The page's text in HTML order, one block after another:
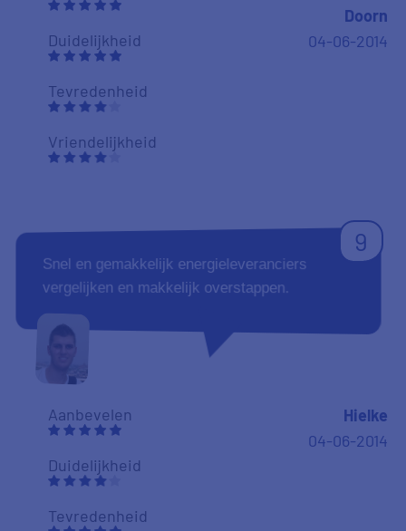
Duidelijkheid
Tevredenheid
Vriendelijkheid
Doorn
04-06-2014
9
Snel en gemakkelijk energieleveranciers
vergelijken en makkelijk overstappen.
Aanbevelen
Duidelijkheid
Tevredenheid
Hielke
04-06-2014